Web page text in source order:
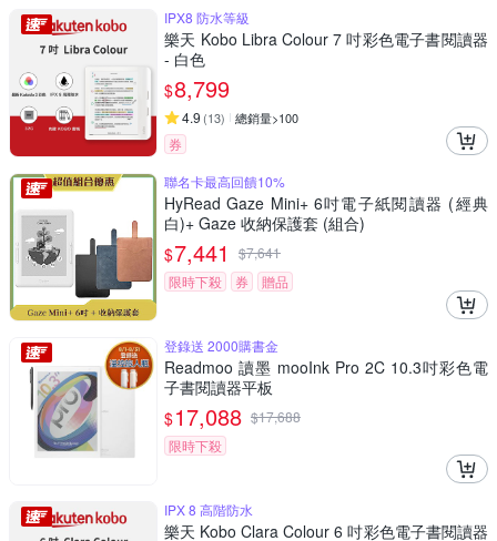
IPX8 防水等級
樂天 Kobo Libra Colour 7 吋彩色電子書閱讀器
- 白色
$8,799
4.9 (13) 總銷量>100
券
聯名卡最高回饋10%
HyRead Gaze Mini+ 6吋電子紙閱讀器 (經典
白)+ Gaze 收納保護套 (組合)
$7,441 $7,641
限時下殺
券 贈品
登錄送 2000購書金
Readmoo 讀墨 mooInk Pro 2C 10.3吋彩色電
子書閱讀器平板
$17,088 $17,688
限時下殺
IPX 8 高階防水
樂天 Kobo Clara Colour 6 吋彩色電子書閱讀器